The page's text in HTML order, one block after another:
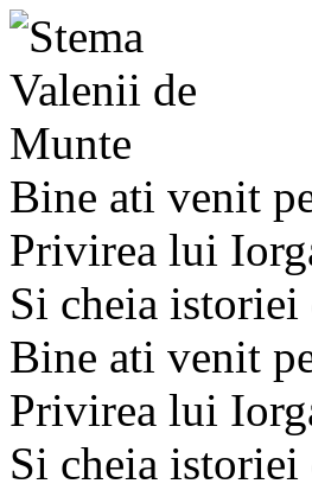
Bine ati venit
Privirea lui
Si cheia
Bine ati venit
Privirea lui
Si cheia